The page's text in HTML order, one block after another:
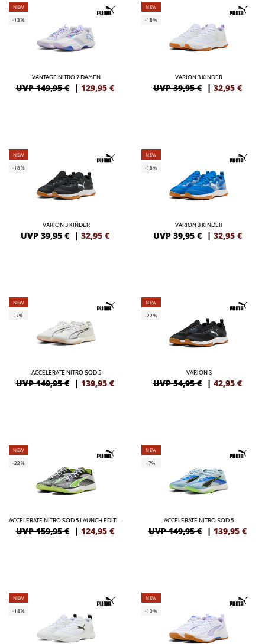
NEW
-13%
VANTAGE NITRO 2 DAMEN
UVP 149,95 € | 129,95 €
NEW
-18%
VARION 3 KINDER
UVP 39,95 € | 32,95 €
NEW
-18%
VARION 3 KINDER
UVP 39,95 € | 32,95 €
NEW
-18%
VARION 3 KINDER
UVP 39,95 € | 32,95 €
NEW
-7%
ACCELERATE NITRO SQD 5
UVP 149,95 € | 139,95 €
NEW
-22%
VARION 3
UVP 54,95 € | 42,95 €
NEW
-22%
ACCELERATE NITRO SQD 5 LAUNCH EDITION
UVP 159,95 € | 124,95 €
NEW
-7%
ACCELERATE NITRO SQD 5
UVP 149,95 € | 139,95 €
NEW
-18%
NEW
-10%